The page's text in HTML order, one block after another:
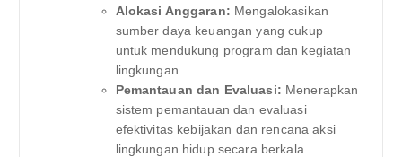
Alokasi Anggaran: Mengalokasikan
sumber daya keuangan yang cukup
untuk mendukung program dan kegiatan
lingkungan.
Pemantauan dan Evaluasi: Menerapkan
sistem pemantauan dan evaluasi
efektivitas kebijakan dan rencana aksi
lingkungan hidup secara berkala.